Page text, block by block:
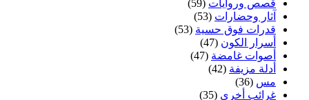
قصص وروايات (59)
آثار وحضارات (53)
قدرات فوق حسية (53)
أسرار الكون (47)
أصوات غامضة (47)
أدلة مزيفة (42)
مس (36)
غرائب أخرى (35)